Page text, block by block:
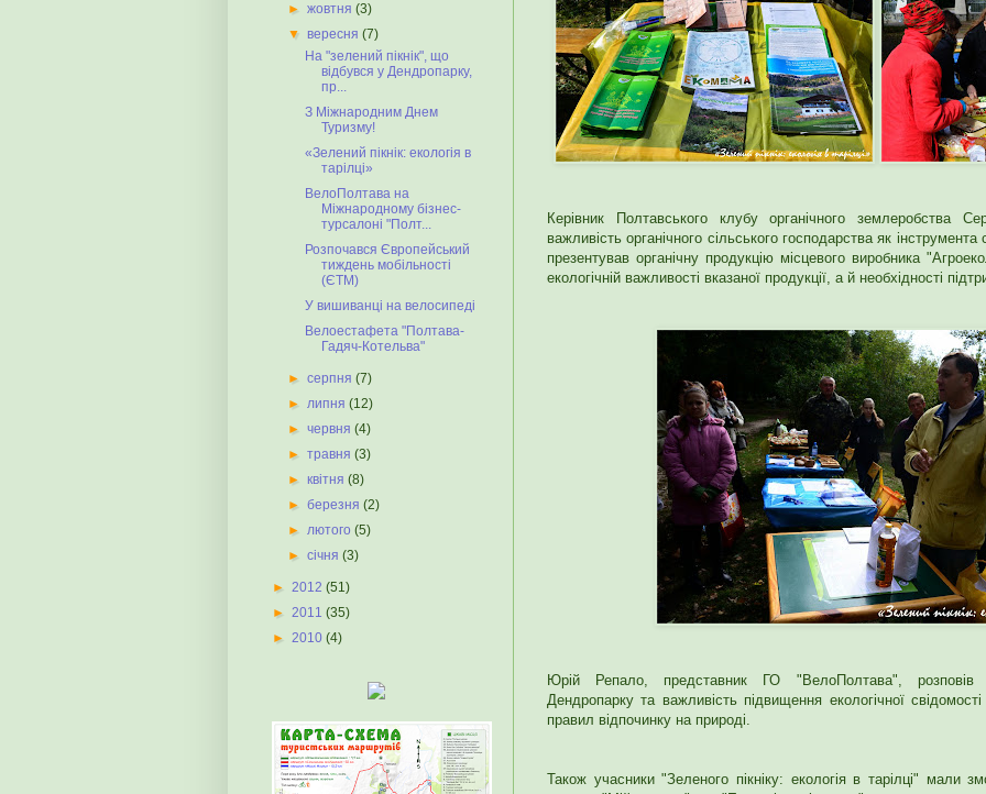
Керівник Полтавського клубу органічного землеробства
важливість органічного сільського господарства як
презентував органічну продукцію місцевого виробника
екологічній важливості вказаної продукції, а й необхідності
Юрій Репало, представник ГО "ВелоПолтава", розповів
Дендропарку та важливість підвищення екологічної
правил відпочинку на природі.
Також учасники "Зеленого пікніку: екологія в тарілці" мали
►жовтня(3)
▼вересня(7)
На "зелений пікнік", що
відбувся у Дендропарку,
пр...
З Міжнародним Днем
Туризму!
«Зелений пікнік: екологія в
тарілці»
ВелоПолтава на
Міжнародному бізнес-
турсалоні "Полт...
Розпочався Європейський
тиждень мобільності
(ЄТМ)
У вишиванці на велосипеді
Велоестафета "Полтава-
Гадяч-Котельва"
►серпня(7)
►липня(12)
►червня(4)
►травня(3)
►квітня(8)
►березня(2)
►лютого(5)
►січня(3)
► 2012 (51)
► 2011 (35)
► 2010 (4)